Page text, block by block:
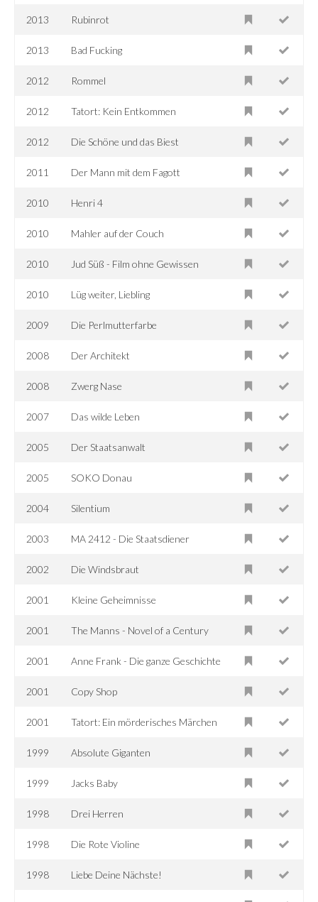
2013 Rubinrot
2013 Bad Fucking
2012 Rommel
2012 Tatort: Kein Entkommen
2012 Die Schöne und das Biest
2011 Der Mann mit dem Fagott
2010 Henri 4
2010 Mahler auf der Couch
2010 Jud Süß - Film ohne Gewissen
2010 Lüg weiter, Liebling
2009 Die Perlmutterfarbe
2008 Der Architekt
2008 Zwerg Nase
2007 Das wilde Leben
2005 Der Staatsanwalt
2005 SOKO Donau
2004 Silentium
2003 MA 2412 - Die Staatsdiener
2002 Die Windsbraut
2001 Kleine Geheimnisse
2001 The Manns - Novel of a Century
2001 Anne Frank - Die ganze Geschichte
2001 Copy Shop
2001 Tatort: Ein mörderisches Märchen
1999 Absolute Giganten
1999 Jacks Baby
1998 Drei Herren
1998 Die Rote Violine
1998 Liebe Deine Nächste!